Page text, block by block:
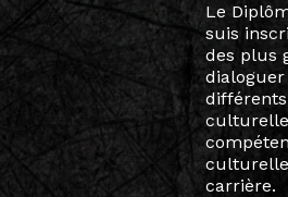
Le destin
arts
Marcel
vibrant,
quelques
allant de
Manille,
continents.